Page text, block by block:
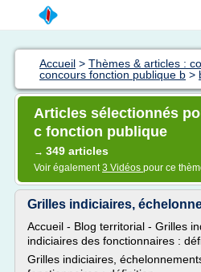
Accueil > Thèmes & articles :
concours fonction publique b >
Articles sélectionnés
c fonction publique
→ 349 articles
Voir également3 Vidéos pour ce
Grilles indiciaires,
Accueil - Blog territorial - Grilles
indiciaires des fonctionnaires :
Grilles indiciaires,